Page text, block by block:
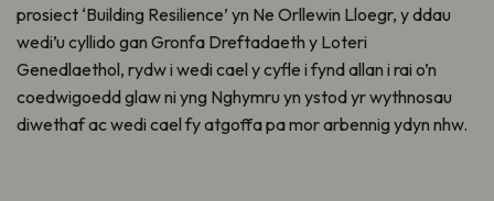
prosiect ‘Building Resilience’ yn Ne Orllewin Lloegr, y ddau
wedi’u cyllido gan Gronfa Dreftadaeth y Loteri
Genedlaethol, rydw i wedi cael y cyfle i fynd allan i rai o’n
coedwigoedd glaw ni yng Nghymru yn ystod yr wythnosau
diwethaf ac wedi cael fy atgoffa pa mor arbennig ydyn nhw.